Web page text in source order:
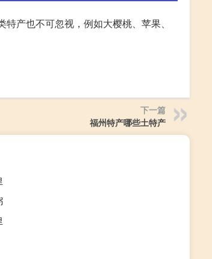
产也不可忽视，例如大樱桃、苹果、
下一篇
福州特产哪些土特产